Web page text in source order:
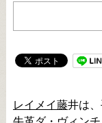
レイメイ藤井は